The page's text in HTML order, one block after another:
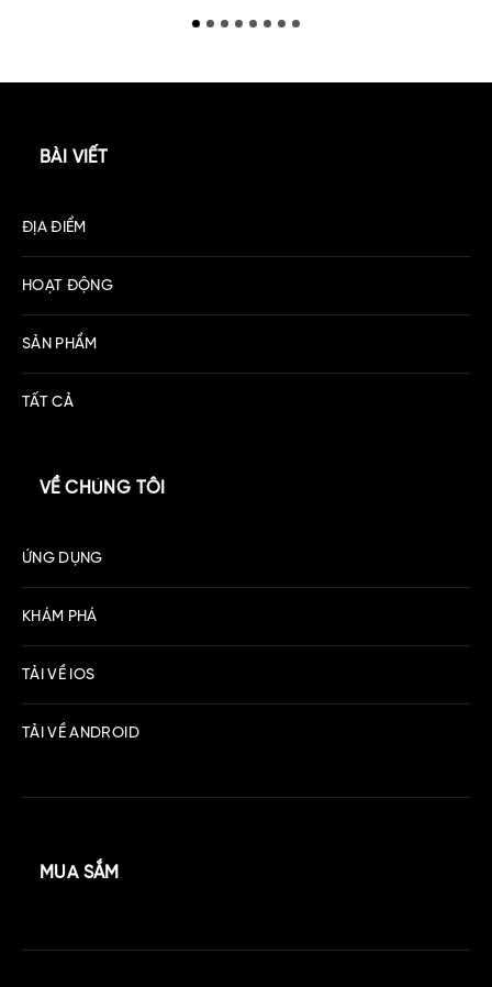
BÀI VIẾT
ĐỊA ĐIỂM
HOẠT ĐỘNG
SẢN PHẨM
TẤT CẢ
VỀ CHÚNG TÔI
ỨNG DỤNG
KHÁM PHÁ
TẢI VỀ IOS
TẢI VỀ ANDROID
MUA SẮM